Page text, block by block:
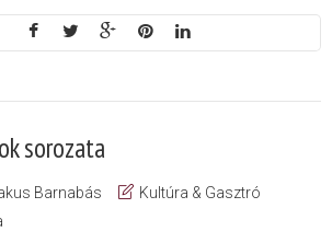
sorozata
Barnabás
Kultúra & Gasztró